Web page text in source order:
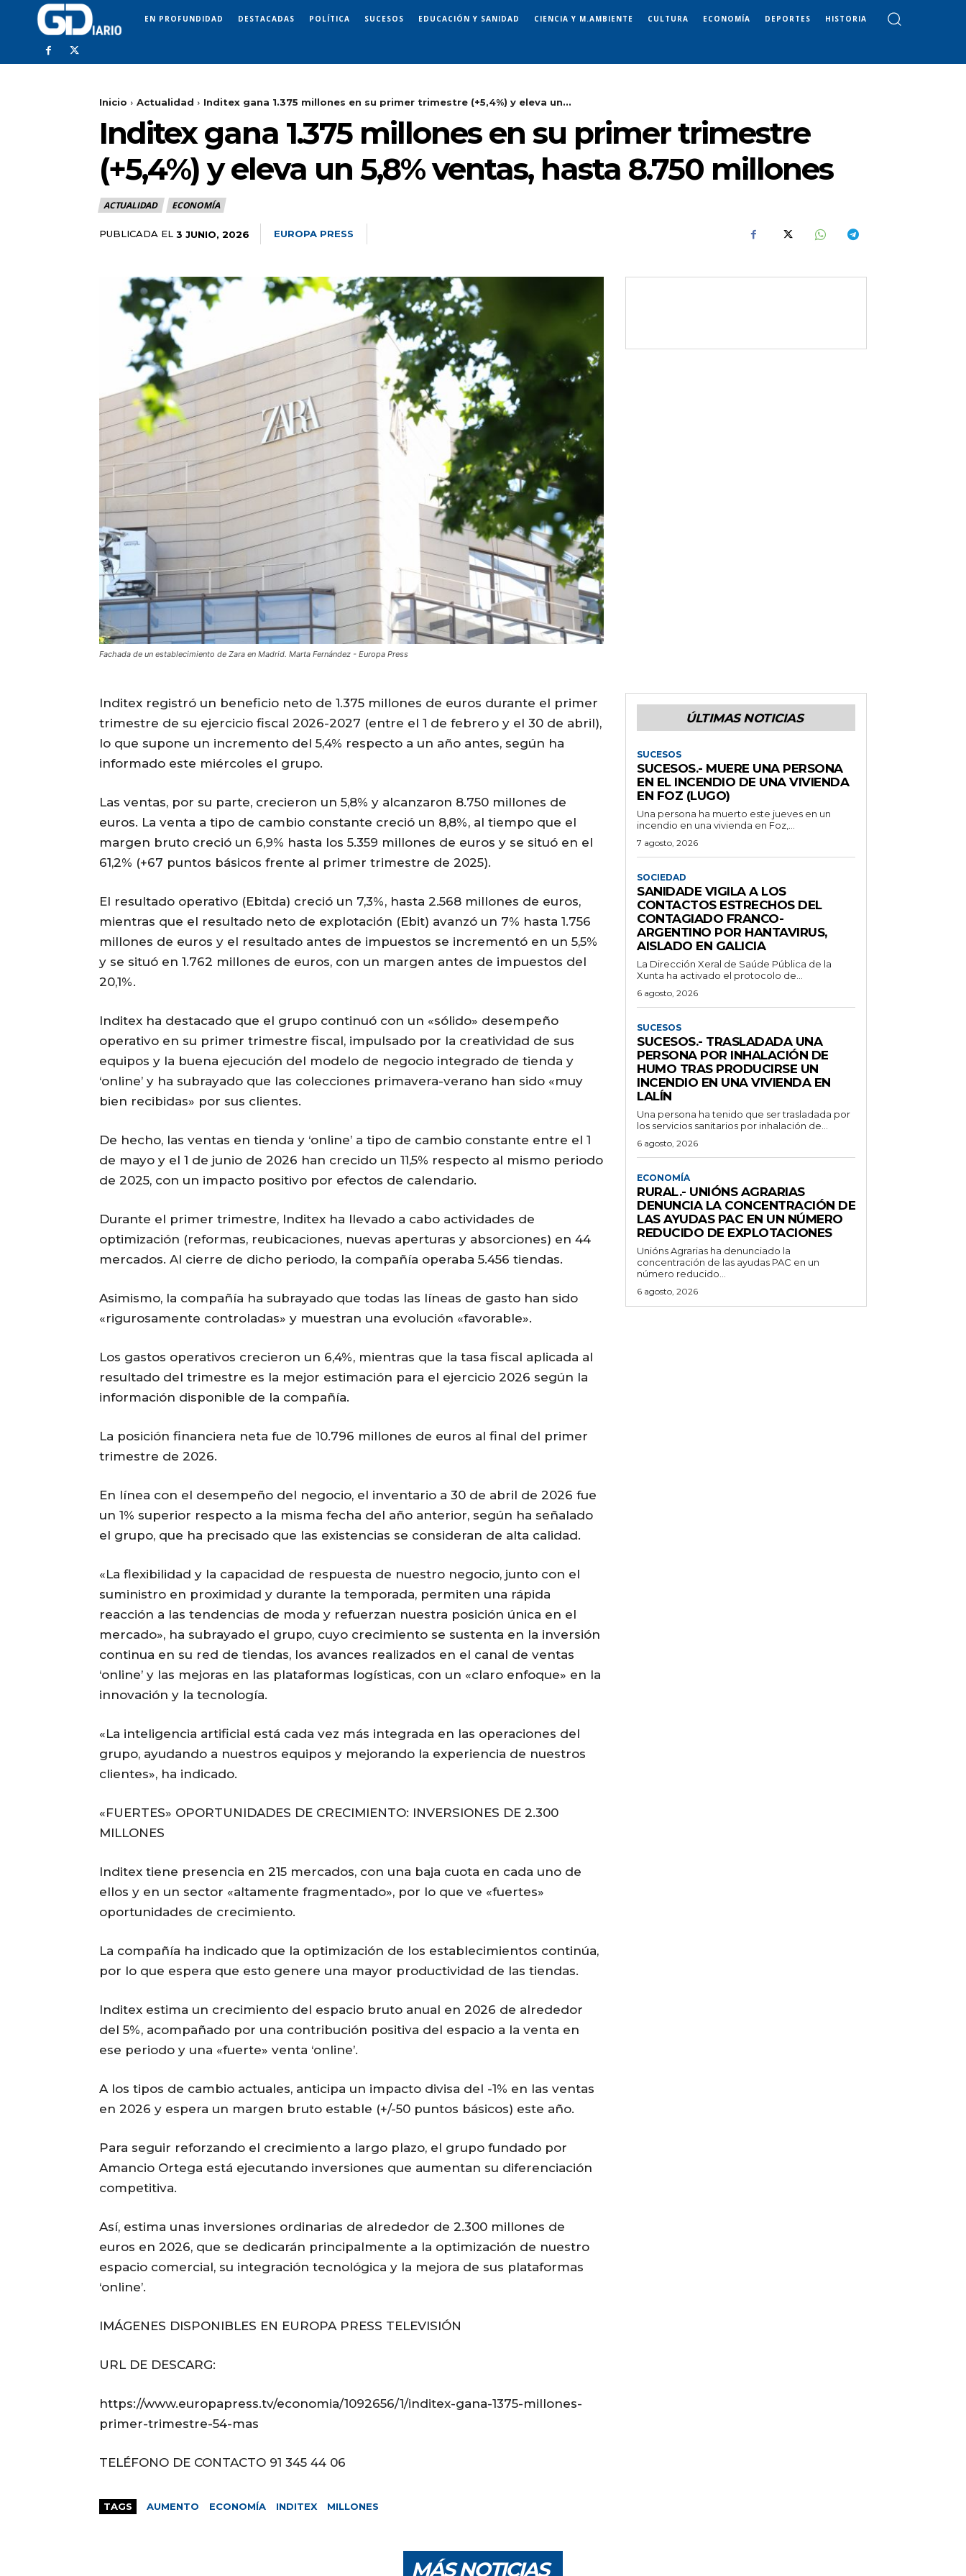
EN PROFUNDIDAD DESTACADAS POLÍTICA SUCESOS EDUCACIÓN Y SANIDAD CIENCIA Y M.AMBIENTE CULTURA ECONOMÍA DEPORTES HISTORIA
Inicio Actualidad Inditex gana 1.375 millones en su primer trimestre (+5,4%) y eleva un...
Inditex gana 1.375 millones en su primer trimestre
(+5,4%) y eleva un 5,8% ventas, hasta 8.750 millones
ACTUALIDAD ECONOMÍA
PUBLICADA EL 3 JUNIO, 2026 EUROPA PRESS
Fachada de un establecimiento de Zara en Madrid. Marta Fernández - Europa Press
Inditex registró un beneficio neto de 1.375 millones de euros durante el primer
trimestre de su ejercicio fiscal 2026-2027 (entre el 1 de febrero y el 30 de abril),
lo que supone un incremento del 5,4% respecto a un año antes, según ha
informado este miércoles el grupo.
Las ventas, por su parte, crecieron un 5,8% y alcanzaron 8.750 millones de
euros. La venta a tipo de cambio constante creció un 8,8%, al tiempo que el
margen bruto creció un 6,9% hasta los 5.359 millones de euros y se situó en el
61,2% (+67 puntos básicos frente al primer trimestre de 2025).
El resultado operativo (Ebitda) creció un 7,3%, hasta 2.568 millones de euros,
mientras que el resultado neto de explotación (Ebit) avanzó un 7% hasta 1.756
millones de euros y el resultado antes de impuestos se incrementó en un 5,5%
y se situó en 1.762 millones de euros, con un margen antes de impuestos del
20,1%.
Inditex ha destacado que el grupo continuó con un «sólido» desempeño
operativo en su primer trimestre fiscal, impulsado por la creatividad de sus
equipos y la buena ejecución del modelo de negocio integrado de tienda y
‘online’ y ha subrayado que las colecciones primavera-verano han sido «muy
bien recibidas» por sus clientes.
De hecho, las ventas en tienda y ‘online’ a tipo de cambio constante entre el 1
de mayo y el 1 de junio de 2026 han crecido un 11,5% respecto al mismo periodo
de 2025, con un impacto positivo por efectos de calendario.
Durante el primer trimestre, Inditex ha llevado a cabo actividades de
optimización (reformas, reubicaciones, nuevas aperturas y absorciones) en 44
mercados. Al cierre de dicho periodo, la compañía operaba 5.456 tiendas.
Asimismo, la compañía ha subrayado que todas las líneas de gasto han sido
«rigurosamente controladas» y muestran una evolución «favorable».
Los gastos operativos crecieron un 6,4%, mientras que la tasa fiscal aplicada al
resultado del trimestre es la mejor estimación para el ejercicio 2026 según la
información disponible de la compañía.
La posición financiera neta fue de 10.796 millones de euros al final del primer
trimestre de 2026.
En línea con el desempeño del negocio, el inventario a 30 de abril de 2026 fue
un 1% superior respecto a la misma fecha del año anterior, según ha señalado
el grupo, que ha precisado que las existencias se consideran de alta calidad.
«La flexibilidad y la capacidad de respuesta de nuestro negocio, junto con el
suministro en proximidad y durante la temporada, permiten una rápida
reacción a las tendencias de moda y refuerzan nuestra posición única en el
mercado», ha subrayado el grupo, cuyo crecimiento se sustenta en la inversión
continua en su red de tiendas, los avances realizados en el canal de ventas
‘online’ y las mejoras en las plataformas logísticas, con un «claro enfoque» en la
innovación y la tecnología.
«La inteligencia artificial está cada vez más integrada en las operaciones del
grupo, ayudando a nuestros equipos y mejorando la experiencia de nuestros
clientes», ha indicado.
«FUERTES» OPORTUNIDADES DE CRECIMIENTO: INVERSIONES DE 2.300
MILLONES
Inditex tiene presencia en 215 mercados, con una baja cuota en cada uno de
ellos y en un sector «altamente fragmentado», por lo que ve «fuertes»
oportunidades de crecimiento.
La compañía ha indicado que la optimización de los establecimientos continúa,
por lo que espera que esto genere una mayor productividad de las tiendas.
Inditex estima un crecimiento del espacio bruto anual en 2026 de alrededor
del 5%, acompañado por una contribución positiva del espacio a la venta en
ese periodo y una «fuerte» venta ‘online’.
A los tipos de cambio actuales, anticipa un impacto divisa del -1% en las ventas
en 2026 y espera un margen bruto estable (+/-50 puntos básicos) este año.
Para seguir reforzando el crecimiento a largo plazo, el grupo fundado por
Amancio Ortega está ejecutando inversiones que aumentan su diferenciación
competitiva.
Así, estima unas inversiones ordinarias de alrededor de 2.300 millones de
euros en 2026, que se dedicarán principalmente a la optimización de nuestro
espacio comercial, su integración tecnológica y la mejora de sus plataformas
‘online’.
IMÁGENES DISPONIBLES EN EUROPA PRESS TELEVISIÓN
URL DE DESCARG:
https://www.europapress.tv/economia/1092656/1/inditex-gana-1375-millones-
primer-trimestre-54-mas
TELÉFONO DE CONTACTO 91 345 44 06
TAGS AUMENTO ECONOMÍA INDITEX MILLONES
ÚLTIMAS NOTICIAS
SUCESOS
SUCESOS.- MUERE UNA PERSONA
EN EL INCENDIO DE UNA VIVIENDA
EN FOZ (LUGO)
Una persona ha muerto este jueves en un
incendio en una vivienda en Foz,...
7 agosto, 2026
SOCIEDAD
SANIDADE VIGILA A LOS
CONTACTOS ESTRECHOS DEL
CONTAGIADO FRANCO-
ARGENTINO POR HANTAVIRUS,
AISLADO EN GALICIA
La Dirección Xeral de Saúde Pública de la
Xunta ha activado el protocolo de...
6 agosto, 2026
SUCESOS
SUCESOS.- TRASLADADA UNA
PERSONA POR INHALACIÓN DE
HUMO TRAS PRODUCIRSE UN
INCENDIO EN UNA VIVIENDA EN
LALÍN
Una persona ha tenido que ser trasladada por
los servicios sanitarios por inhalación de...
6 agosto, 2026
ECONOMÍA
RURAL.- UNIÓNS AGRARIAS
DENUNCIA LA CONCENTRACIÓN DE
LAS AYUDAS PAC EN UN NÚMERO
REDUCIDO DE EXPLOTACIONES
Unións Agrarias ha denunciado la
concentración de las ayudas PAC en un
número reducido...
6 agosto, 2026
MÁS NOTICIAS